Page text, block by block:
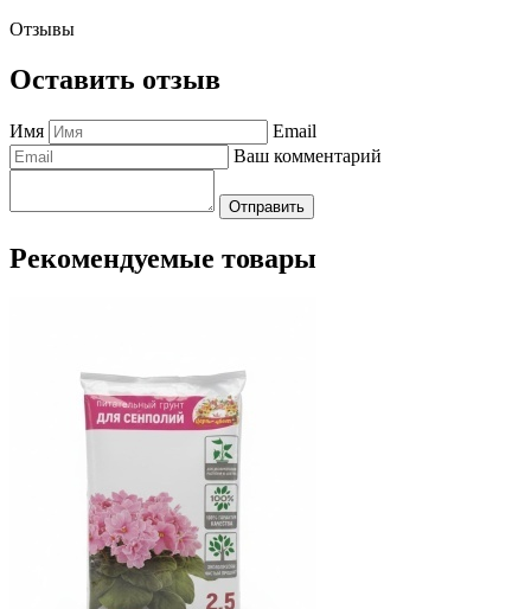
Отзывы
Оставить отзыв
Имя
Email
Ваш комментарий
Отправить
Рекомендуемые товары